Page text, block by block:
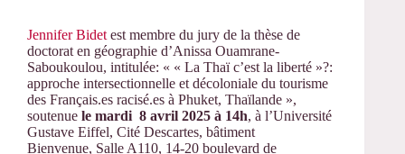
Jennifer Bidet est membre du jury de la thèse de
doctorat en géographie d’Anissa Ouamrane-
Saboukoulou, intitulée: « « La Thaï c’est la liberté »?:
approche intersectionnelle et décoloniale du tourisme
des Français.es racisé.es à Phuket, Thaïlande »,
soutenue le mardi 8 avril 2025 à 14h, à l’Université
Gustave Eiffel, Cité Descartes, bâtiment
Bienvenue, Salle A110, 14-20 boulevard de